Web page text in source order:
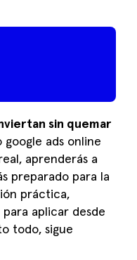
sin quemar
google ads online
aprenderás a
preparado para la
práctica,
aplicar desde
todo, sigue